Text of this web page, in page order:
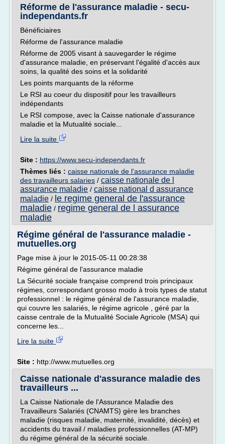
Réforme de l'assurance maladie - secu-
independants.fr
Bénéficiaires
Réforme de l'assurance maladie
Réforme de 2005 visant à sauvegarder le régime
d'assurance maladie, en préservant l'égalité d'accès aux
soins, la qualité des soins et la solidarité
Les points marquants de la réforme
Le RSI au coeur du dispositif pour les travailleurs
indépendants
Le RSI compose, avec la Caisse nationale d'assurance
maladie et la Mutualité sociale...
Lire la suite
Site : https://www.secu-independants.fr
Thèmes liés : caisse nationale de l'assurance maladie
des travailleurs salaries / caisse nationale de l
assurance maladie / caisse national d assurance
maladie / le regime general de l'assurance
maladie / regime general de l assurance
maladie
Régime général de l'assurance maladie -
mutuelles.org
Page mise à jour le 2015-05-11 00:28:38
Régime général de l'assurance maladie
La Sécurité sociale française comprend trois principaux
régimes, correspondant grosso modo à trois types de statut
professionnel : le régime général de l'assurance maladie,
qui couvre les salariés, le régime agricole , géré par la
caisse centrale de la Mutualité Sociale Agricole (MSA) qui
concerne les...
Lire la suite
Site : http://www.mutuelles.org
Caisse nationale d'assurance maladie des
travailleurs ...
La Caisse Nationale de l'Assurance Maladie des
Travailleurs Salariés (CNAMTS) gère les branches
maladie (risques maladie, maternité, invalidité, décès) et
accidents du travail / maladies professionnelles (AT-MP)
du régime général de la sécurité sociale.